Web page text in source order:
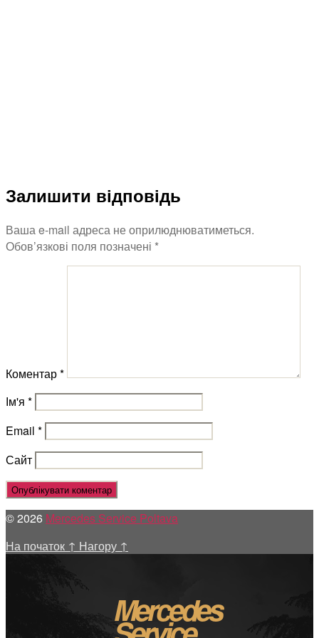
Залишити відповідь
Ваша e-mail адреса не оприлюднюватиметься.
Обов’язкові поля позначені *
Коментар*
Ім'я *
Email *
Сайт
© 2026 Mercedes Service Poltava
На початок ↑ Нагору ↑
Mercedes